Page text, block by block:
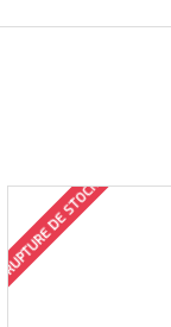
RUPTURE DE STOCK